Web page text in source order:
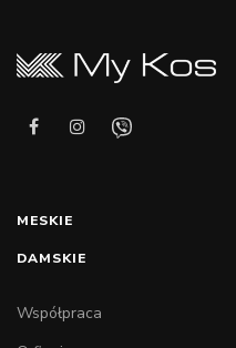
MESKIE
DAMSKIE
Współpraca